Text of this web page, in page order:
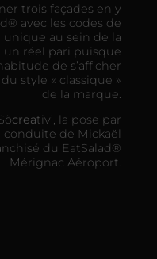
trois façades en y
avec les codes de
unique au sein de la
un réel pari puisque
de s’afficher
style « classique »
de la marque.
creativ’, la pose par
conduite de Mickaël
du EatSalad®
Mérignac Aéroport.